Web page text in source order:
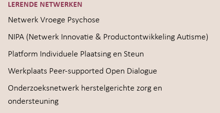
LERENDE NETWERKEN
Netwerk Vroege Psychose
NIPA (Netwerk Innovatie & Productontwikkeling Autisme)
Platform Individuele Plaatsing en Steun
Werkplaats Peer-supported Open Dialogue
Onderzoeksnetwerk herstelgerichte zorg en
ondersteuning